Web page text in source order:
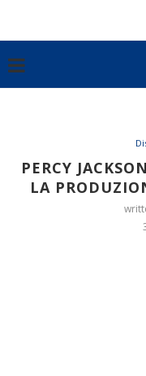
PERCY
LA